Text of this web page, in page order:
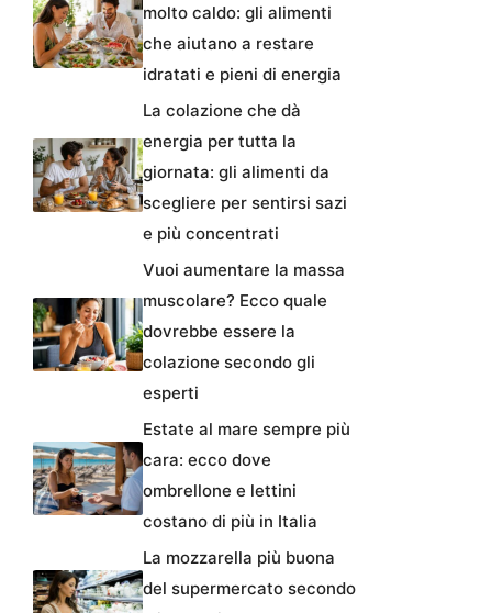
molto caldo: gli alimenti
che aiutano a restare
idratati e pieni di energia
La colazione che dà
energia per tutta la
giornata: gli alimenti da
scegliere per sentirsi sazi
e più concentrati
Vuoi aumentare la massa
muscolare? Ecco quale
dovrebbe essere la
colazione secondo gli
esperti
Estate al mare sempre più
cara: ecco dove
ombrellone e lettini
costano di più in Italia
La mozzarella più buona
del supermercato secondo